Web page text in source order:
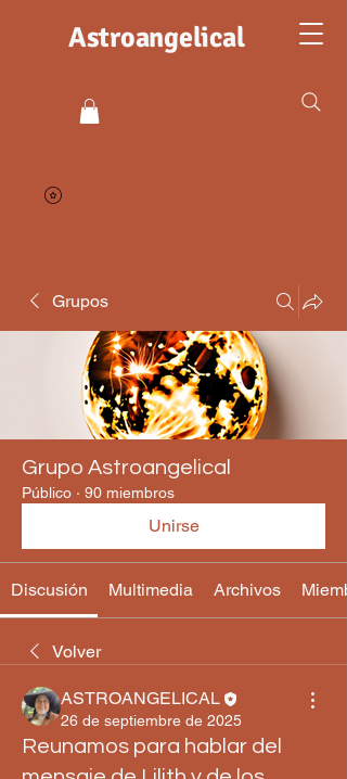
Astroangelical
Grupos
Grupo Astroangelical
Público · 90 miembros
Unirse
Discusión Multimedia Archivos
Volver
ASTROANGELICAL
26 de septiembre de 2025
Reunamos para hablar del